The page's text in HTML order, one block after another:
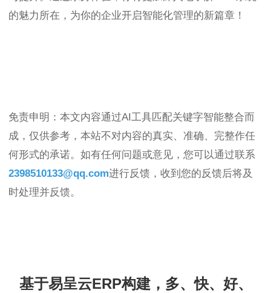
的魅力所在，为你的企业开启智能化管理的新篇章！
免责申明：本文内容通过AI工具匹配关键字智能整合而
成，仅供参考，本站不对内容的真实、准确、完整作任
何形式的承诺。如有任何问题或意见，您可以通过联系
2398510133@qq.com进行反馈，收到您的反馈后将及
时处理并反馈。
基于易呈云ERP构建，多、快、好、